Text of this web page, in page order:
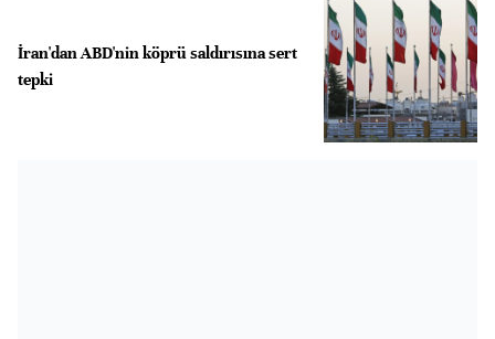
İran'dan ABD'nin köprü saldırısına sert
tepki